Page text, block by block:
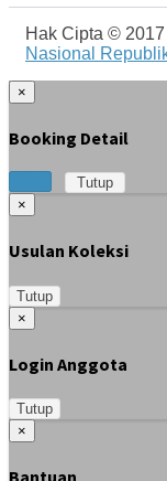
Hak Cipta ©
Nasional
×
Booking Detail
Tutup
×
Usulan Koleksi
Tutup
×
Login Anggota
Tutup
×